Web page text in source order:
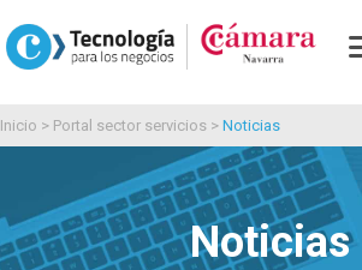
Inicio > Portal sector servicios > Noticias
Noticias